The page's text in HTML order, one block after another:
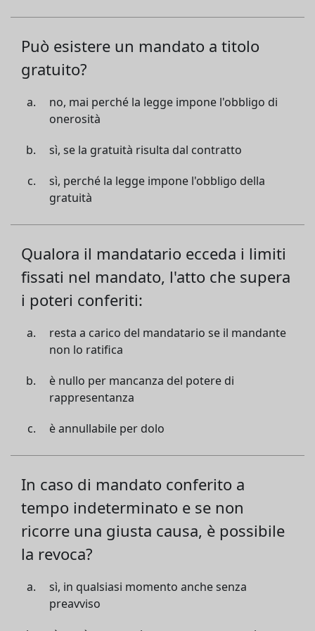
Può esistere un mandato a titolo
gratuito?
no, mai perché la legge impone l'obbligo di
onerosità
sì, se la gratuità risulta dal contratto
sì, perché la legge impone l'obbligo della
gratuità
Qualora il mandatario ecceda i limiti
fissati nel mandato, l'atto che supera
i poteri conferiti:
resta a carico del mandatario se il mandante
non lo ratifica
è nullo per mancanza del potere di
rappresentanza
è annullabile per dolo
In caso di mandato conferito a
tempo indeterminato e se non
ricorre una giusta causa, è possibile
la revoca?
sì, in qualsiasi momento anche senza
preavviso